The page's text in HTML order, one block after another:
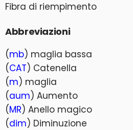
Fibra di riempimento
Abbreviazioni
(mb) maglia bassa
(CAT) Catenella
(m) maglia
(aum) Aumento
(MR) Anello magico
(dim) Diminuzione